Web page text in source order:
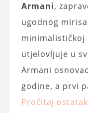
Armani,
ugodnog
minimalističkoj
utjelovljuje u
Armani
godine, a prvi
Pročitaj ostatak